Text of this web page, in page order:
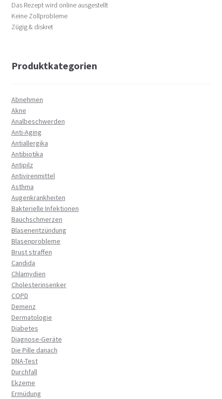
Das Rezept wird online ausgestellt
Keine Zollprobleme
Zügig & diskret
Produktkategorien
Abnehmen
Akne
Analbeschwerden
Anti-Aging
Antiallergika
Antibiotika
Antipilz
Antivirenmittel
Asthma
Augenkrankheiten
Bakterielle Infektionen
Bauchschmerzen
Blasenentzündung
Blasenprobleme
Brust straffen
Candida
Chlamydien
Cholesterinsenker
COPD
Demenz
Dermatologie
Diabetes
Diagnose-Geräte
Die Pille danach
DNA-Test
Durchfall
Ekzeme
Ermüdung